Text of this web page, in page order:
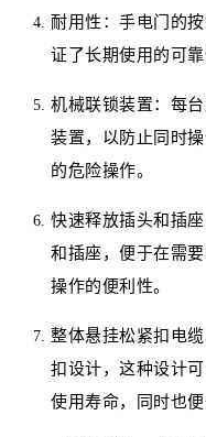
耐用性：手电门的
证了长期使用的可靠
机械联锁装置：每台
装置，以防止同时
的危险操作。
快速释放插头和插
和插座，便于在需
操作的便利性。
整体悬挂松紧扣电
扣设计，这种设计
使用寿命，同时也